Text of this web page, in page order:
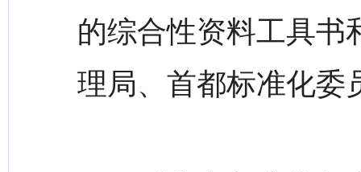
的综合性资料工具书
理局、首都标准化委